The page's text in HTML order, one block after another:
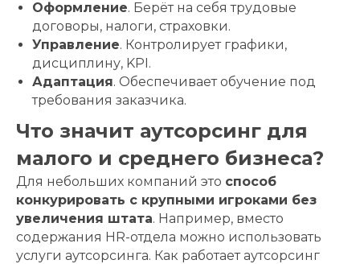
Оформление. Берёт на себя трудовые
договоры, налоги, страховки.
Управление. Контролирует графики,
дисциплину, KPI.
Адаптация. Обеспечивает обучение под
требования заказчика.
Что значит аутсорсинг для
малого и среднего бизнеса?
Для небольших компаний это способ
конкурировать с крупными игроками без
увеличения штата. Например, вместо
содержания HR-отдела можно использовать
услуги аутсорсинга. Как работает аутсорсинг